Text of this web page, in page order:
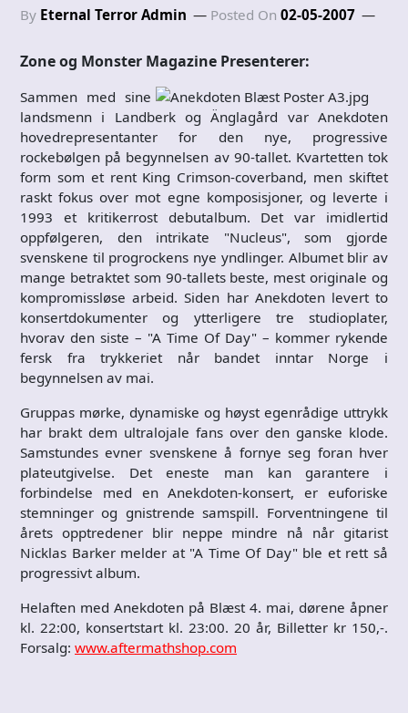
By Eternal Terror Admin Posted On 02-05-2007
Zone og Monster Magazine Presenterer:
Sammen med sine
landsmenn i Landberk og Änglagård var Anekdoten
hovedrepresentanter for den nye, progressive
rockebølgen på begynnelsen av 90-tallet. Kvartetten tok
form som et rent King Crimson-coverband, men skiftet
raskt fokus over mot egne komposisjoner, og leverte i
1993 et kritikerrost debutalbum. Det var imidlertid
oppfølgeren, den intrikate "Nucleus", som gjorde
svenskene til progrockens nye yndlinger. Albumet blir av
mange betraktet som 90-tallets beste, mest originale og
kompromissløse arbeid. Siden har Anekdoten levert to
konsertdokumenter og ytterligere tre studioplater,
hvorav den siste – "A Time Of Day" – kommer rykende
fersk fra trykkeriet når bandet inntar Norge i
begynnelsen av mai.
Gruppas mørke, dynamiske og høyst egenrådige uttrykk
har brakt dem ultralojale fans over den ganske klode.
Samstundes evner svenskene å fornye seg foran hver
plateutgivelse. Det eneste man kan garantere i
forbindelse med en Anekdoten-konsert, er euforiske
stemninger og gnistrende samspill. Forventningene til
årets opptredener blir neppe mindre nå når gitarist
Nicklas Barker melder at "A Time Of Day" ble et rett så
progressivt album.
Helaften med Anekdoten på Blæst 4. mai, dørene åpner
kl. 22:00, konsertstart kl. 23:00. 20 år, Billetter kr 150,-.
Forsalg: www.aftermathshop.com